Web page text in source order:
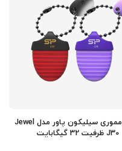
فلش مموری سیلیکون پاور مدل Jewel
J30 ظرفیت 32 گیگابایت